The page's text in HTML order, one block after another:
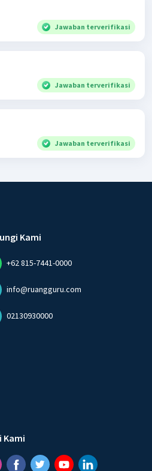
Jawaban terverifikasi
Jawaban terverifikasi
Jawaban terverifikasi
Kami
+62 815-7441-0000
info@ruangguru.com
02130930000
Kami